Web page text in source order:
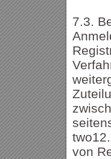
7.3.
von